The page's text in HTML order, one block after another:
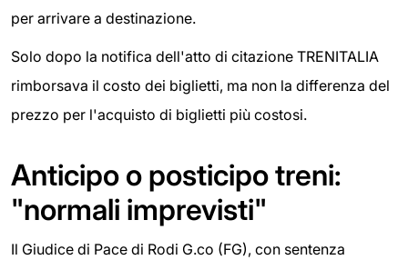
per arrivare a destinazione.
Solo dopo la notifica dell'atto di citazione TRENITALIA
rimborsava il costo dei biglietti, ma non la differenza del
prezzo per l'acquisto di biglietti più costosi.
Anticipo o posticipo treni:
"normali imprevisti"
Il Giudice di Pace di Rodi G.co (FG), con sentenza